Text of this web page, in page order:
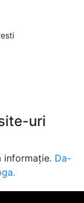
uri
informație. Da-